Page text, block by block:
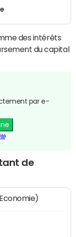
des intérêts
du capital
par e-
de